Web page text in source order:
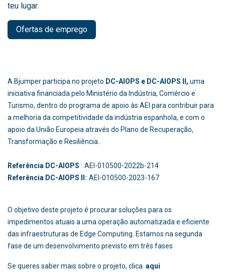
teu lugar.
Ofertas de emprego
A Bjumper participa no projeto DC-AIOPS e DC-AIOPS II, uma
iniciativa financiada pelo Ministério da Indústria, Comércio e
Turismo, dentro do programa de apoio às AEI para contribuir para
a melhoria da competitividade da indústria espanhola, e com o
apoio da União Europeia através do Plano de Recuperação,
Transformação e Resiliência..
Referência DC-AIOPS : AEI-010500-2022b-214
Referência DC-AIOPS II: AEI-010500-2023-167
O objetivo deste projeto é procurar soluções para os
impedimentos atuais a uma operação automatizada e eficiente
das infraestruturas de Edge Computing. Estamos na segunda
fase de um desenvolvimento previsto em três fases
Se queres saber mais sobre o projeto, clica aqui